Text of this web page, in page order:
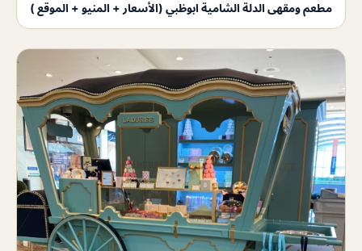
مطعم ومقهى الدلة الشامية ابوظبي (الأسعار + المنيو + الموقع )